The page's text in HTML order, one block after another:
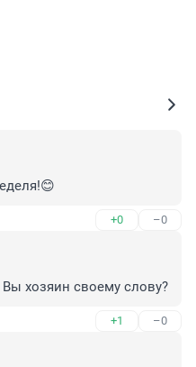
+0 –0
хозяин своему слову?
+1 –0